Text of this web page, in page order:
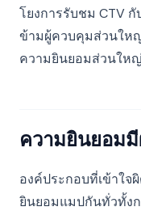
โยงการรับชม CTV
ข้ามผู้ควบคุมส่วนให
ความยินยอมส่วนให
ความยินยอม
องค์ประกอบที่เข้าใจ
ยินยอมแมปกันทั่วทั้ง